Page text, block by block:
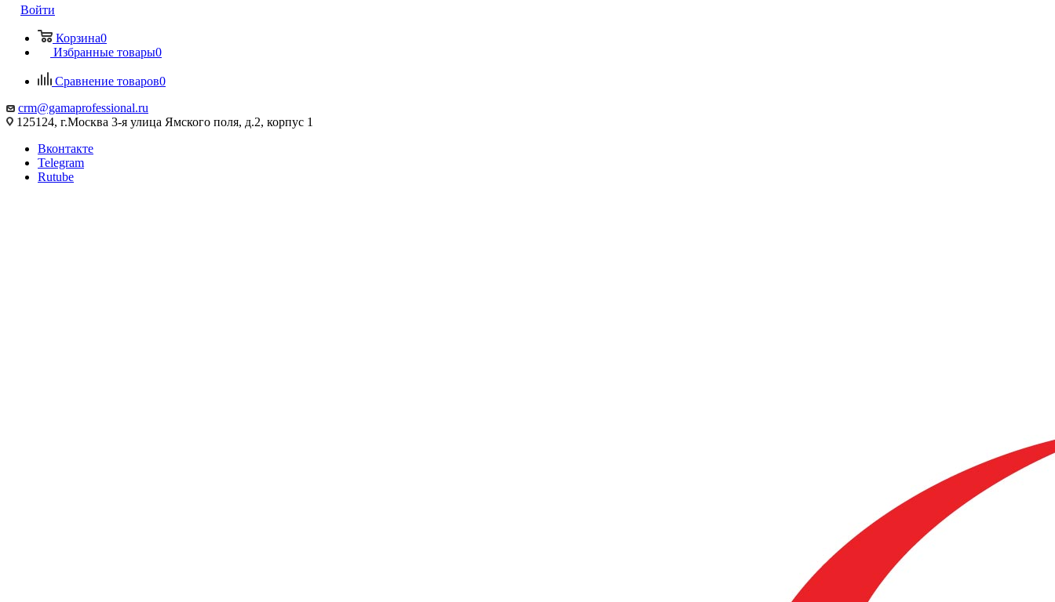
Войти
Корзина0
Избранные товары0
Сравнение товаров0
crm@gamaprofessional.ru
125124, г.Москва 3-я улица Ямского поля, д.2, корпус 1
Вконтакте
Telegram
Rutube